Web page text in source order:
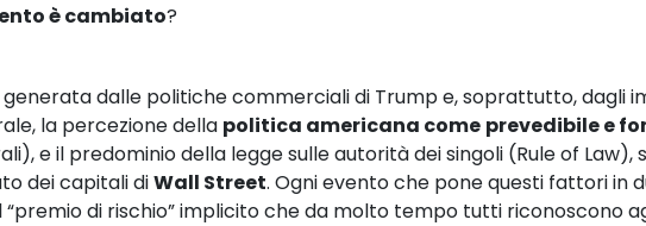
è cambiato?
generata dalle politiche commerciali di Trump e, soprattutto, dagli
la percezione della politica americana come prevedibile e
e il predominio della legge sulle autorità dei singoli (Rule of Law),
dei capitali diWall Street. Ogni evento che pone questi fattori in
di rischio” implicito che da molto tempo tutti riconoscono